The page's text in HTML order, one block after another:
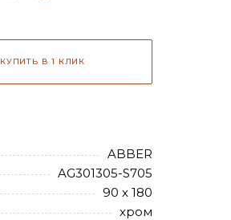
КУПИТЬ В 1 КЛИК
ABBER
AG301305-S705
90 х 180
хром